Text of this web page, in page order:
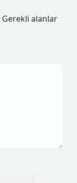
Gerekli alanlar